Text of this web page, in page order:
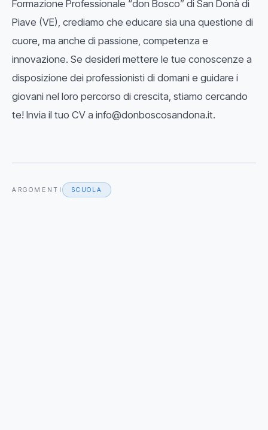
Formazione Professionale “don Bosco” di San Donà di
Piave (VE), crediamo che educare sia una questione di
cuore, ma anche di passione, competenza e
innovazione. Se desideri mettere le tue conoscenze a
disposizione dei professionisti di domani e guidare i
giovani nel loro percorso di crescita, stiamo cercando
te! Invia il tuo CV a info@donboscosandona.it.
ARGOMENTI SCUOLA